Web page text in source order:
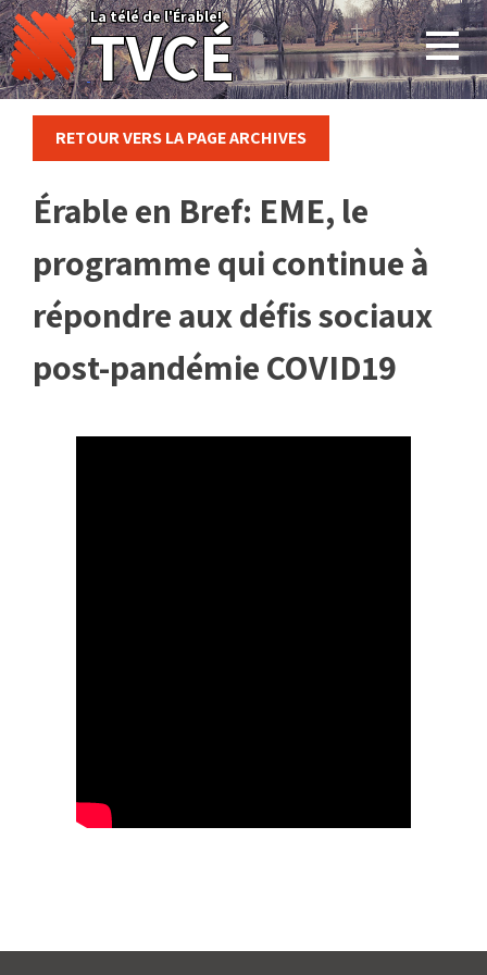
Skip
to
content
La télé de l'Érable!
TVCÉ
RETOUR VERS LA PAGE ARCHIVES
Érable en Bref: EME, le
programme qui continue à
répondre aux défis sociaux
post-pandémie COVID19